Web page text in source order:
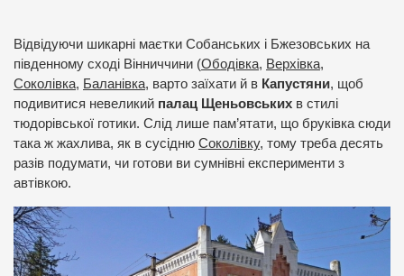
Відвідуючи шикарні маєтки Собанських і Бжезовських на
південному сході Вінниччини (Ободівка, Верхівка,
Соколівка, Баланівка, варто заїхати й в Капустяни, щоб
подивитися невеликий палац Щеньовських в стилі
тюдорівської готики. Слід лише пам’ятати, що бруківка сюди
така ж жахлива, як в сусідню Соколівку, тому треба десять
разів подумати, чи готови ви сумнівні експерименти з
автівкою.